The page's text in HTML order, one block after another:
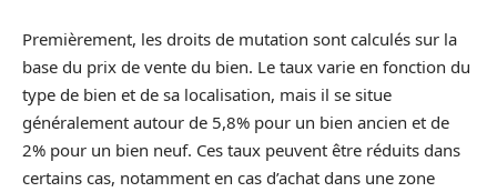
Premièrement, les droits de mutation sont calculés sur la
base du prix de vente du bien. Le taux varie en fonction du
type de bien et de sa localisation, mais il se situe
généralement autour de 5,8% pour un bien ancien et de
2% pour un bien neuf. Ces taux peuvent être réduits dans
certains cas, notamment en cas d’achat dans une zone